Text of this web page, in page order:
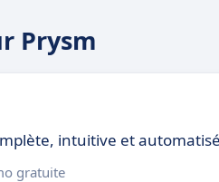
Prysm
intuitive et
gratuite